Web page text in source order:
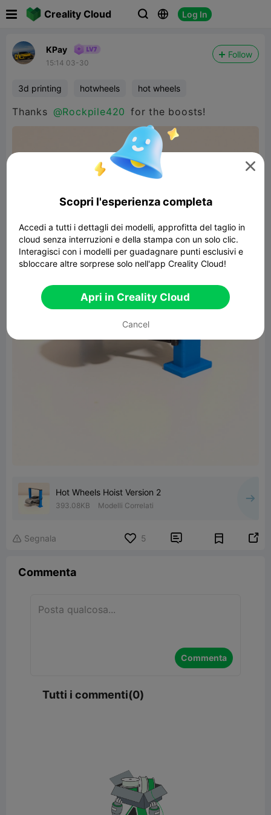
Creality Cloud   Log In
KPay
15:14 03-30
Follow
3d printing hotwheels hot wheels
Thanks @Rockpile420 for the boosts!
Hot Wheels Hoist Version 2
393.08KB Modelli Correlati
 Segnala 5  
Commenta
Commenta
Tutti i commenti(0)

Scopri l'esperienza completa
Accedi a tutti i dettagli dei modelli, approfitta del taglio in
cloud senza interruzioni e della stampa con un solo clic.
Interagisci con i modelli per guadagnare punti esclusivi e
sbloccare altre sorprese solo nell'app Creality Cloud!
Apri in Creality Cloud
Cancel